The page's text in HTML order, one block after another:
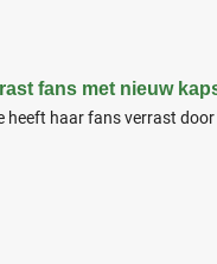
fans met nieuw
heeft haar fans verrast